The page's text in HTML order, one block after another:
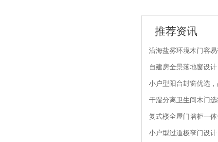
推荐资讯
沿海盐雾环境木门容
自建房全景落地窗设
小户型阳台封窗优选
干湿分离卫生间木门
复式楼全屋门墙柜一
小户型过道极窄门设